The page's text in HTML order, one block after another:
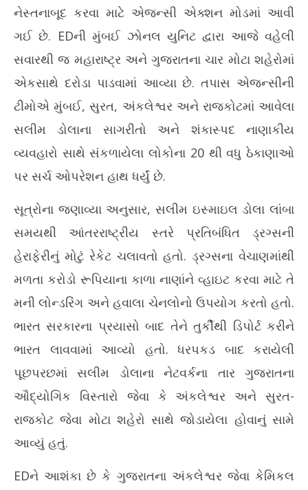
ડ્રગ કિંગપિન સલીમ ડોલા સામે EDની કાર્યવાહી: મુંબઈ, સુરત અને
રાજકોટ સહિત 20 ઠેકાણે એકસાથે દરોડા
June
2,
2026
નેસ્તનાબૂદ કરવા માટે એજન્સી એક્શન મોડમાં આવી
ગઈ છે. EDની મુંબઈ ઝોનલ યુનિટ દ્વારા આજે વહેલી
સવારથી જ મહારાષ્ટ્ર અને ગુજરાતના ચાર મોટા શહેરોમાં
એકસાથે દરોડા પાડવામાં આવ્યા છે. તપાસ એજન્સીની
ટીમોએ મુંબઈ, સુરત, અંકલેશ્વર અને રાજકોટમાં આવેલા
સલીમ ડોલાના સાગરીતો અને શંકાસ્પદ નાણાકીય
વ્યવહારો સાથે સંકળાયેલા લોકોના 20 થી વધુ ઠેકાણાઓ
પર સર્ચ ઓપરેશન હાથ ધર્યું છે.
સૂત્રોના જણાવ્યા અનુસાર, સલીમ ઇસ્માઇલ ડોલા લાંબા
સમયથી આંતરરાષ્ટ્રીય સ્તરે પ્રતિબંધિત ડ્રગ્સની
હેરાફેરીનું મોટું રેકેટ ચલાવતો હતો. ડ્રગ્સના વેચાણમાંથી
મળતા કરોડો રૂપિયાના કાળા નાણાંને વ્હાઇટ કરવા માટે તે
મની લોન્ડરિંગ અને હવાલા ચેનલોનો ઉપયોગ કરતો હતો.
ભારત સરકારના પ્રયાસો બાદ તેને તુર્કીથી ડિપોર્ટ કરીને
ભારત લાવવામાં આવ્યો હતો. ધરપકડ બાદ કરાયેલી
પૂછપરછમાં સલીમ ડોલાના નેટવર્કના તાર ગુજરાતના
ઔદ્યોગિક વિસ્તારો જેવા કે અંકલેશ્વર અને સુરત-
રાજકોટ જેવા મોટા શહેરો સાથે જોડાયેલા હોવાનું સામે
આવ્યું હતું.
EDને આશંકા છે કે ગુજરાતના અંકલેશ્વર જેવા કેમિકલ